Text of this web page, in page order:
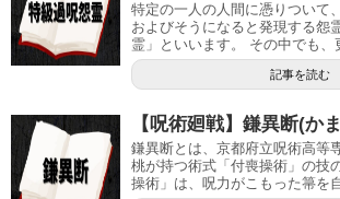
特定の一人の人間に憑りついて
およびそうになると発現する怨
霊」といいます。 その中でも、
記事を読む
【呪術廻戦】鎌異断(か
鎌異断とは、京都府立呪術高等
桃が持つ術式「付喪操術」の技
操術」は、呪力がこもった箒を